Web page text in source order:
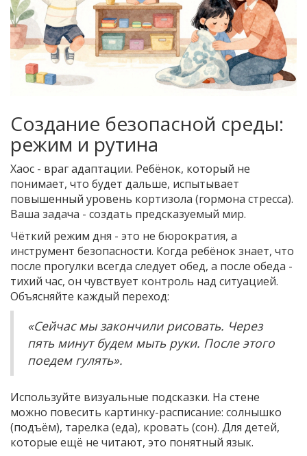
Создание безопасной среды:
режим и рутина
Хаос - враг адаптации. Ребёнок, который не
понимает, что будет дальше, испытывает
повышенный уровень кортизола (гормона стресса).
Ваша задача - создать предсказуемый мир.
Чёткий режим дня - это не бюрократия, а
инструмент безопасности. Когда ребёнок знает, что
после прогулки всегда следует обед, а после обеда -
тихий час, он чувствует контроль над ситуацией.
Объясняйте каждый переход:
«Сейчас мы закончили рисовать. Через
пять минут будем мыть руки. После этого
поедем гулять».
Используйте визуальные подсказки. На стене
можно повесить картинку-расписание: солнышко
(подъём), тарелка (еда), кровать (сон). Для детей,
которые ещё не читают, это понятный язык.